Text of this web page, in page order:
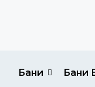
Бани Бани